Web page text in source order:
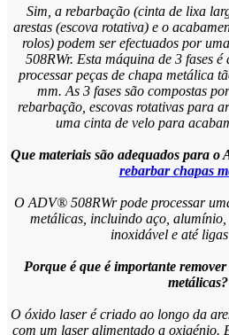
Sim, a rebarbação (cinta de lixa
arestas (escova rotativa) e o
rolos) podem ser efectuados por
508RWr. Esta máquina de 3 fases é
processar peças de chapa metálica
mm. As 3 fases são compostas
rebarbação, escovas rotativas para
uma cinta de velo para
Que materiais são adequados para
rebarbar chapas
O ADV® 508RWr pode processar
metálicas, incluindo aço,
inoxidável e até
Porque é que é importante
metálicas?
O óxido laser é criado ao longo da
com um laser alimentado a oxigénio.